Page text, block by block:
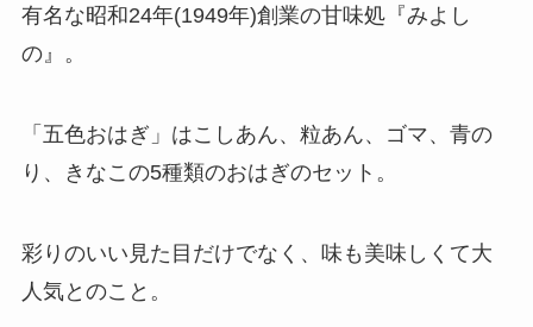
有名な昭和24年(1949年)創業の甘味処『みよし
の』。
「五色おはぎ」はこしあん、粒あん、ゴマ、青の
り、きなこの5種類のおはぎのセット。
彩りのいい見た目だけでなく、味も美味しくて大
人気とのこと。